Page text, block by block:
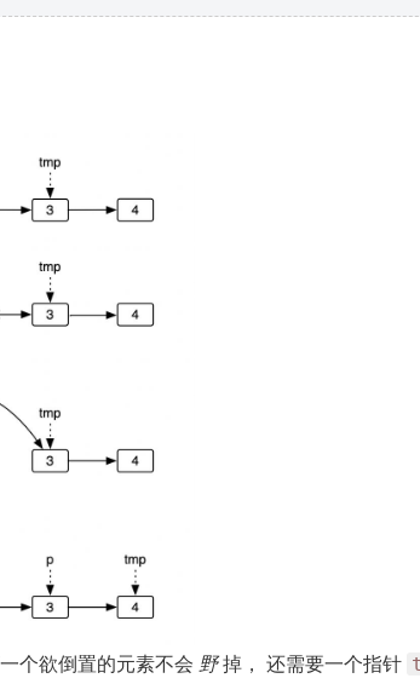
个欲倒置的元素不会 野掉， 还需要一个指针